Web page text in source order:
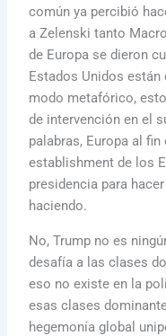
común ya percibió
a Zelenski tanto
de Europa se dieron
Estados Unidos están
modo metafórico,
de intervención en el
palabras, Europa al
establishment de los
presidencia para
haciendo.
No, Trump no es
desafía a las clases
eso no existe en la
esas clases
hegemonía global